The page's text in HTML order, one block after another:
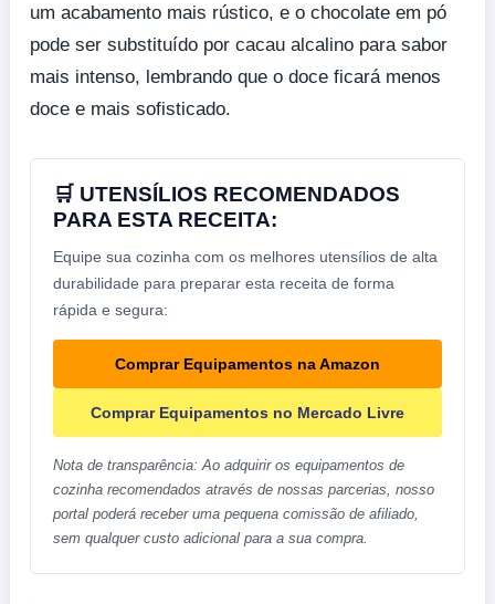
um acabamento mais rústico, e o chocolate em pó
pode ser substituído por cacau alcalino para sabor
mais intenso, lembrando que o doce ficará menos
doce e mais sofisticado.
🛒 UTENSÍLIOS RECOMENDADOS
PARA ESTA RECEITA:
Equipe sua cozinha com os melhores utensílios de alta
durabilidade para preparar esta receita de forma
rápida e segura:
Comprar Equipamentos na Amazon
Comprar Equipamentos no Mercado Livre
Nota de transparência: Ao adquirir os equipamentos de
cozinha recomendados através de nossas parcerias, nosso
portal poderá receber uma pequena comissão de afiliado,
sem qualquer custo adicional para a sua compra.